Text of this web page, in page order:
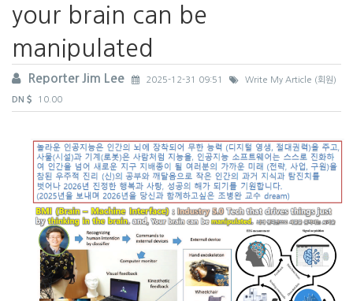
your brain can be
manipulated
Reporter Jim Lee 2025-12-31 09:51 Write My Article (회원)
DN 10.00